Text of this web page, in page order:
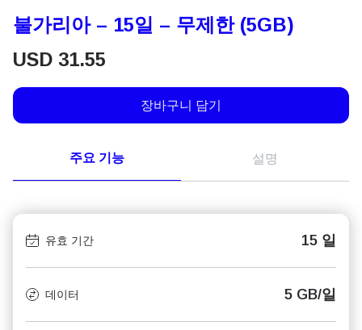
불가리아 – 15일 – 무제한 (5GB)
USD 31.55
장바구니 담기
주요 기능 설명
유효 기간 15 일
데이터 5 GB/일